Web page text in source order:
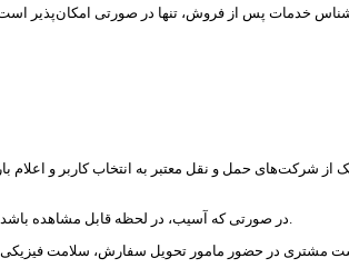
خدمات پس از فروش، تنها در صورتی امکان‌پذیر
- در صورتی که آسیب‏‌، در لحظه قابل مشاهده باشد، مشتری می‏‌تواند از تحویل گرفتن مرسوله خودداری کند تا جهت بررسی و ارسال مجدد به اخوان شاپینگ بازگردانده شود.